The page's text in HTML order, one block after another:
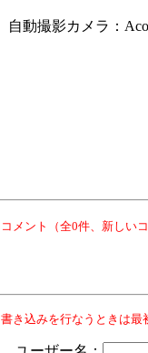
自動撮影カメラ：
コメント（全0件、新しい
書き込みを行なうときは最